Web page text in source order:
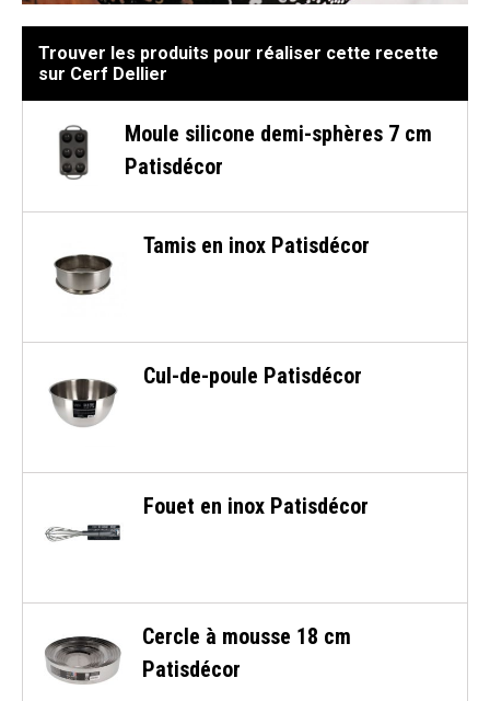
Trouver les produits pour réaliser cette recette
sur Cerf Dellier
Moule silicone demi-sphères 7 cm
Patisdécor
Tamis en inox Patisdécor
Cul-de-poule Patisdécor
Fouet en inox Patisdécor
Cercle à mousse 18 cm
Patisdécor